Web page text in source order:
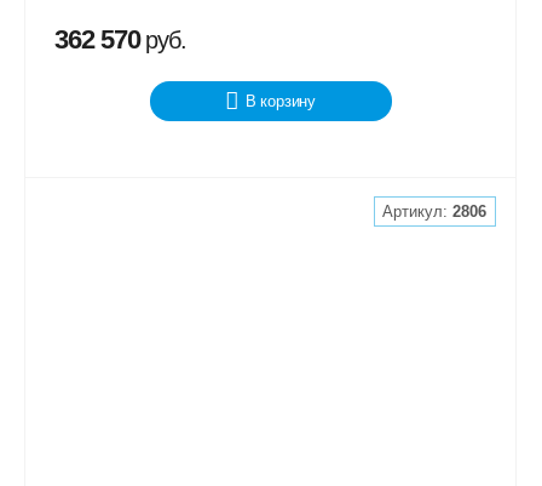
362 570руб.
В корзину
Артикул:2806